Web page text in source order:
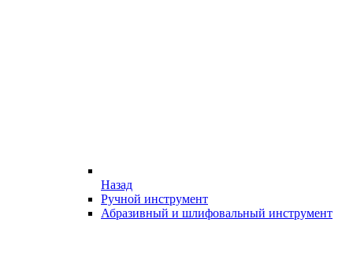
Назад
Ручной инструмент
Абразивный и шлифовальный инструмент